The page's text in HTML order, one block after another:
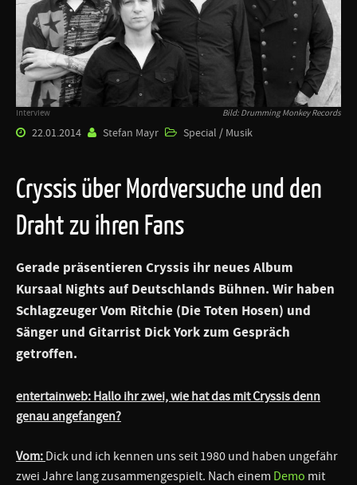
Interview Bild: Drumming Monkey Records
22.01.2014 Stefan Mayr Special / Musik
Cryssis über Mordversuche und den
Draht zu ihren Fans
Gerade präsentieren Cryssis ihr neues Album
Kursaal Nights auf Deutschlands Bühnen. Wir haben
Schlagzeuger Vom Ritchie (Die Toten Hosen) und
Sänger und Gitarrist Dick York zum Gespräch
getroffen.
entertainweb: Hallo ihr zwei, wie hat das mit Cryssis denn
genau angefangen?
Vom: Dick und ich kennen uns seit 1980 und haben ungefähr
zwei Jahre lang zusammengespielt. Nach einem Demo mit